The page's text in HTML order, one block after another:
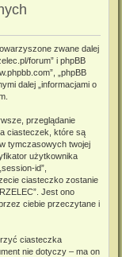
zwane dalej
forum” i phpBB
„phpBB
dalej „informacjami o
przeglądanie
ciasteczek, które są
tymczasowych twojej
użytkownika
id”,
ciasteczko zostanie
Jest ono
ciebie przeczytane i
ciasteczka
nie dotyczy – ma on